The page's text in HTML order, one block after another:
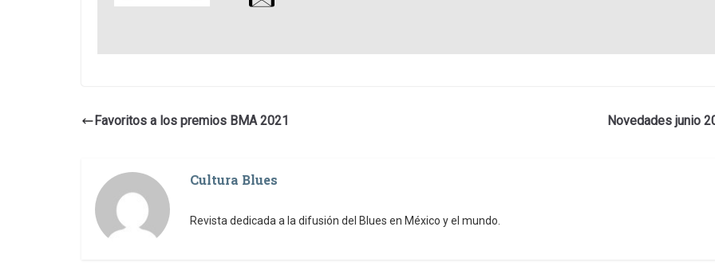
Favoritos a los premios BMA 2021 Novedades junio
Cultura Blues
Revista dedicada a la difusión del Blues en México y el mundo.